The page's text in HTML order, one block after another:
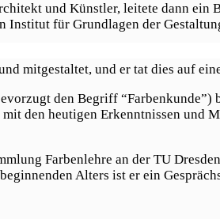
und Künstler, leitete dann
für Grundlagen der
mitgestaltet, und er tat dies auf
den Begriff
den heutigen Erkenntnissen
Farbenlehre an der TU
Alters ist er ein